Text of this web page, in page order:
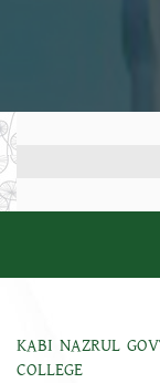
KABI NAZRUL
COLLEGE